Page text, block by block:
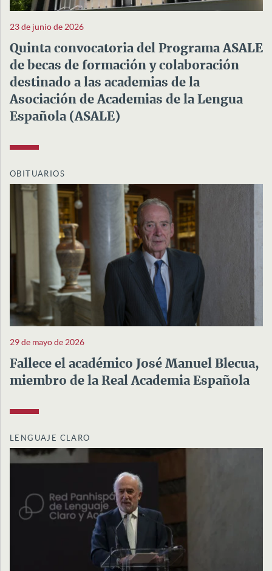
23 de junio de 2026
Quinta convocatoria del Programa ASALE
de becas de formación y colaboración
destinado a las academias de la
Asociación de Academias de la Lengua
Española (ASALE)
OBITUARIOS
29 de mayo de 2026
Fallece el académico José Manuel Blecua,
miembro de la Real Academia Española
LENGUAJE CLARO